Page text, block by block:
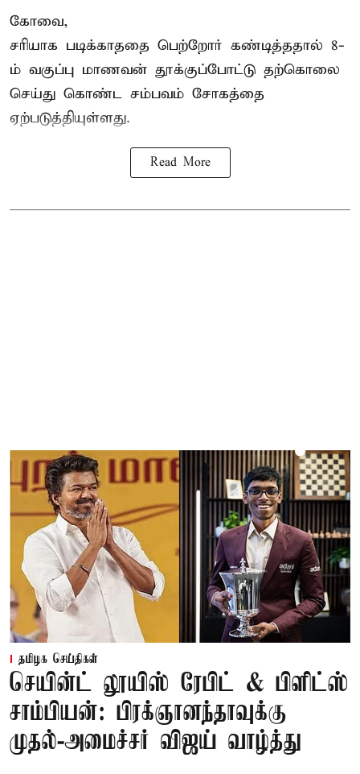
கோவை,
சரியாக படிக்காததை பெற்றோர் கண்டித்ததால் 8-
ம் வகுப்பு மாணவன் தூக்குப்போட்டு தற்கொலை
செய்து கொண்ட சம்பவம் சோகத்தை
ஏற்படுத்தியுள்ளது.
Read More
தமிழக செய்திகள்
செயின்ட் லூயிஸ் ரேபிட் & பிளிட்ஸ்
சாம்பியன்: பிரக்ஞானந்தாவுக்கு
முதல்-அமைச்சர் விஜய் வாழ்த்து